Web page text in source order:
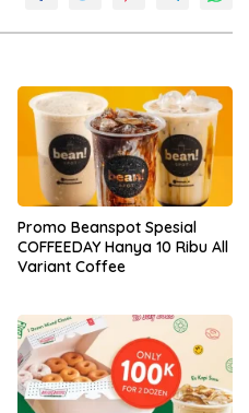
Promo Beanspot Spesial
COFFEEDAY Hanya 10 Ribu All
Variant Coffee